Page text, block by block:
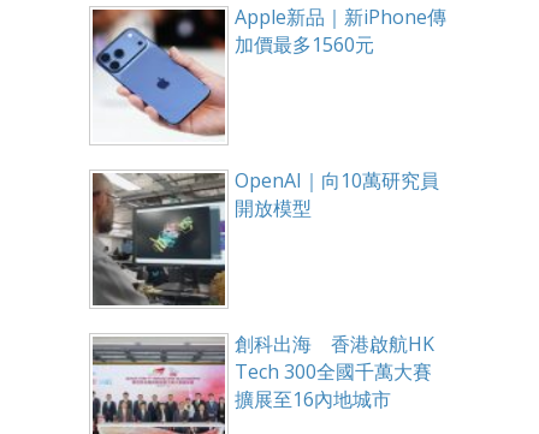
Apple新品｜新iPhone傳
加價最多1560元
OpenAI｜向10萬研究員
開放模型
創科出海 香港啟航HK
Tech 300全國千萬大賽
擴展至16內地城市